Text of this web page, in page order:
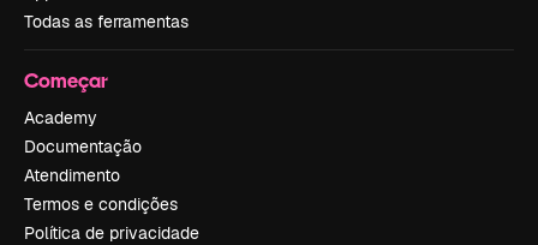
Todas as ferramentas
Começar
Academy
Documentação
Atendimento
Termos e condições
Política de privacidade